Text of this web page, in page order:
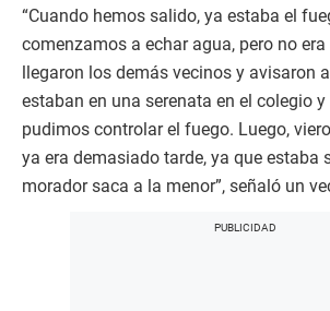
“Cuando hemos salido, ya estaba el
comenzamos a echar agua, pero no
llegaron los demás vecinos y avisaron
estaban en una serenata en el colegio
pudimos controlar el fuego. Luego,
ya era demasiado tarde, ya que estaba
morador saca a la menor”, señaló un